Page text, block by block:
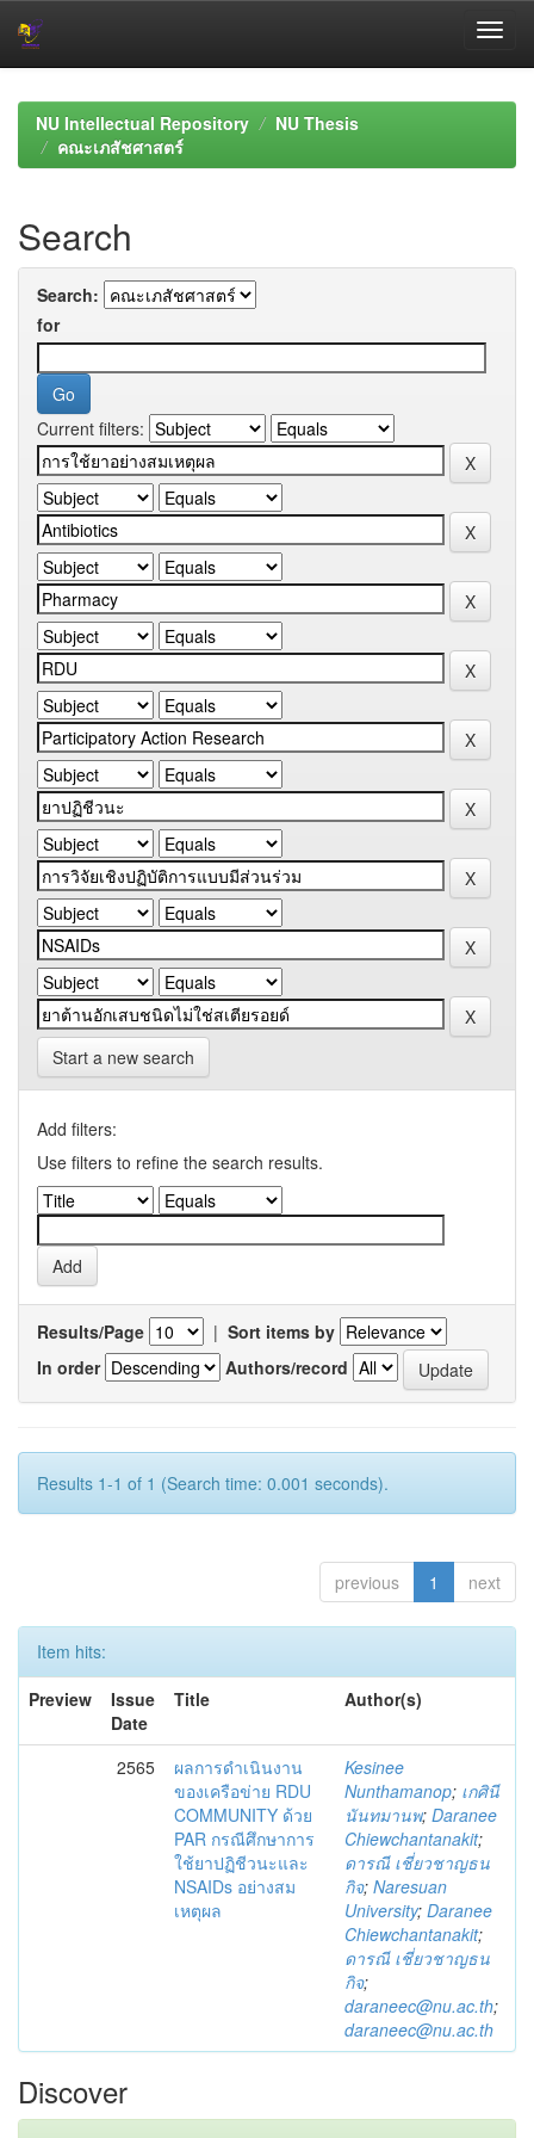
navigationNU Intellectual Repository
NU Thesis
คณะเภสัชศาสตร์
Search
Search:
for
Current filters:
Start a new search
Add filters:
Use filters to refine the search results.
Results/Page | Sort items by
In order
Authors/record
Results 1-1 of 1 (Search time: 0.001 seconds).
previous 1 next
Item hits:
Preview
Issue
Date
Title Author(s)
2565
ผลการดำเนินงาน
ของเครือข่าย RDU
COMMUNITY ด้วย
PAR กรณีศึกษาการ
ใช้ยาปฏิชีวนะและ
NSAIDs อย่างสม
เหตุผล
Kesinee
Nunthamanop; เกศินี
นันทมานพ; Daranee
Chiewchantanakit;
ดารณี เชี่ยวชาญธน
กิจ; Naresuan
University; Daranee
Chiewchantanakit;
ดารณี เชี่ยวชาญธน
กิจ;
daraneec@nu.ac.th;
daraneec@nu.ac.th
Discover